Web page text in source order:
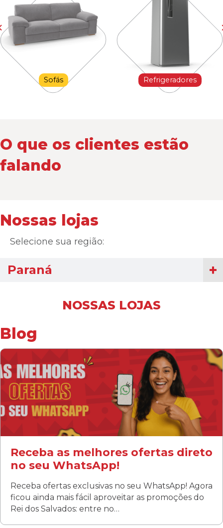
Sofás Refrigeradores
O que os clientes estão
falando
Nossas lojas
Selecione sua região:
Paraná
NOSSAS LOJAS
Blog
Receba as melhores ofertas direto
no seu WhatsApp!
Receba ofertas exclusivas no seu WhatsApp! Agora
ficou ainda mais fácil aproveitar as promoções do
Rei dos Salvados: entre no…